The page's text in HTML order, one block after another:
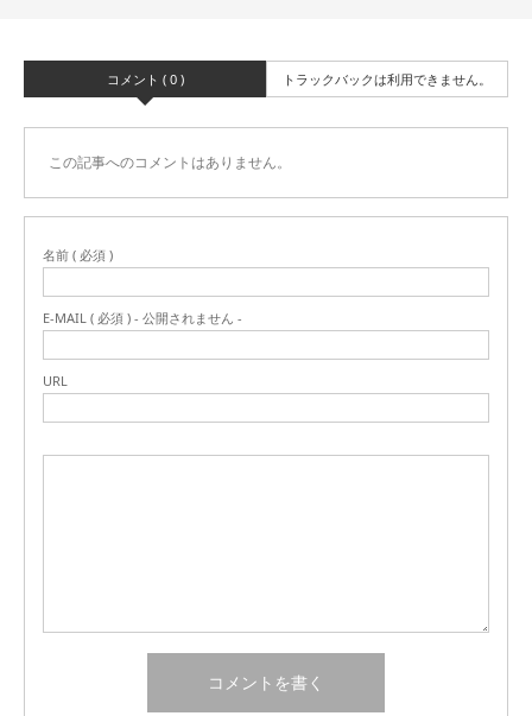
コメント ( 0 ) トラックバックは利用できません。
この記事へのコメントはありません。
名前 ( 必須 )
E-MAIL ( 必須 ) - 公開されません -
URL